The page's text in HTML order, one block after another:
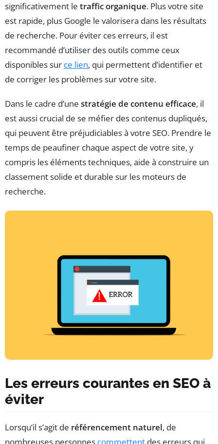
significativement le traffic organique. Plus votre site
est rapide, plus Google le valorisera dans les résultats
de recherche. Pour éviter ces erreurs, il est
recommandé d’utiliser des outils comme ceux
disponibles sur ce lien, qui permettent d’identifier et
de corriger les problèmes sur votre site.
Dans le cadre d’une stratégie de contenu efficace, il
est aussi crucial de se méfier des contenus dupliqués,
qui peuvent être préjudiciables à votre SEO. Prendre le
temps de peaufiner chaque aspect de votre site, y
compris les éléments techniques, aide à construire un
classement solide et durable sur les moteurs de
recherche.
Les erreurs courantes en SEO à
éviter
Lorsqu’il s’agit de référencement naturel, de